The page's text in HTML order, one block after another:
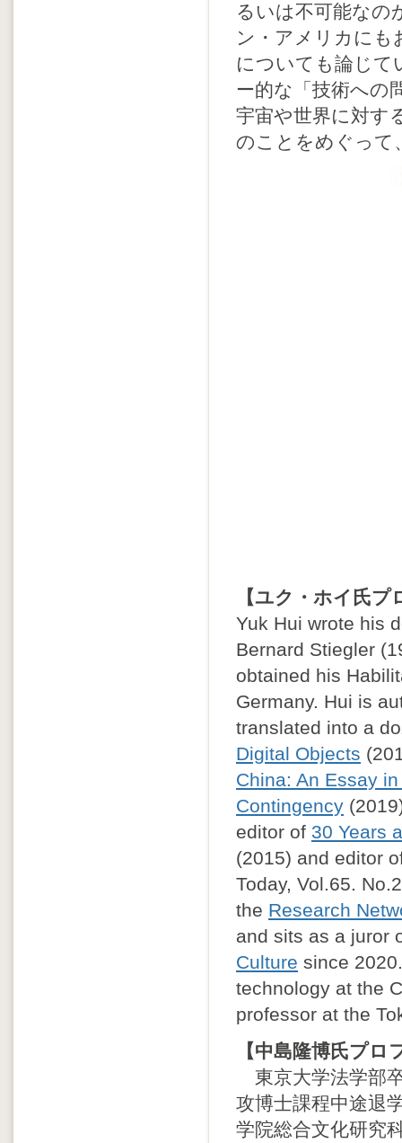
るいは不可能なの
ン・アメリカにも
についても論じて
ー的な「技術への
宇宙や世界に対す
のことをめぐって
【ユク・ホイ氏
Yuk Hui wrote his
Bernard Stiegler
obtained his
Germany. Hui is
translated into a
Digital Objects
China: An Essay
Contingency
editor of 30 Years
(2015) and editor
Today, Vol.65.
the Research
and sits as a juror
Culture since
technology at the
professor at the
【中島隆博氏プロ
東京大学法学部
攻博士課程中途退
学院総合文化研究